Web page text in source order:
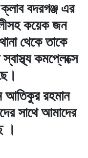
বদরগঞ্জ এর
কয়েক জন
থেকে তাকে
কমপ্লেক্সে
আতিকুর রহমান
সাথে আমাদের
।